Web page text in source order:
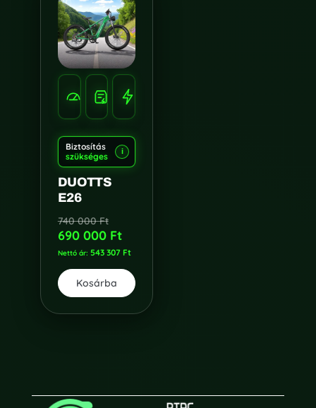
KM/H
Biztosítás
szükséges
i
DUOTTS
E26
740 000Ft
690 000 Ft
Nettó ár: 543 307 Ft
Kosárba